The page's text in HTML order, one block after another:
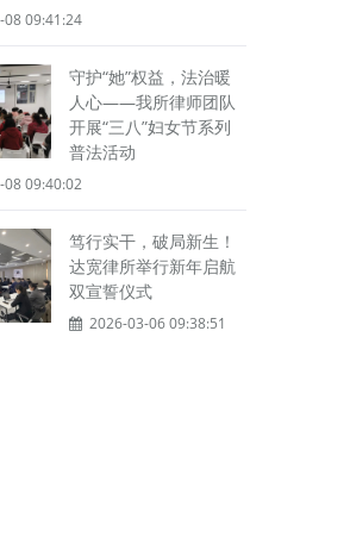
09:41:24
守护“她”权益，法治暖
人心——我所律师团队
开展“三八”妇女节系列
普法活动
09:40:02
笃行实干，破局新生！
达宽律所举行新年启航
双宣誓仪式
2026-03-06 09:38:51